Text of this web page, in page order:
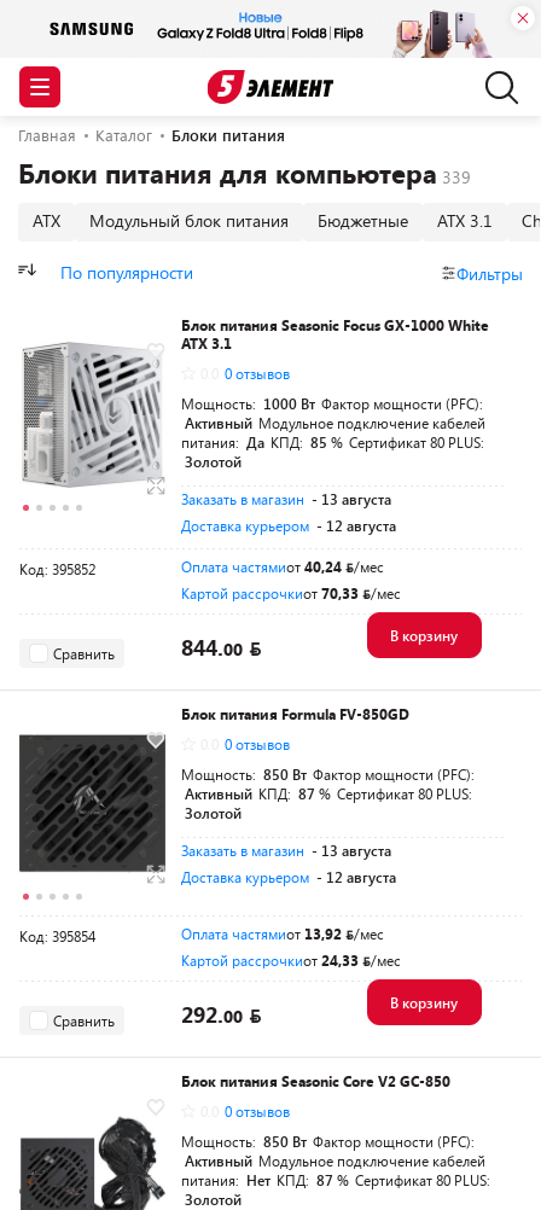
Главная Каталог Блоки питания
Блоки питания для компьютера
ATX Модульный блок питания Бюджетные ATX 3.1
По популярности Фильтры
Блок питания Seasonic Focus GX-1000 White
ATX 3.1
0 отзывов
Мощность: 1000 Вт Фактор мощности (PFC):
Активный Модульное подключение кабелей
питания: Да КПД: 85 % Сертификат 80 PLUS:
Золотой
Заказать в магазин - 13 августа
Доставка курьером - 12 августа
Код: 395852 Оплата частямиот40,24
/мес
Картой рассрочкиот70,33 /мес
Сравнить 844.00
В корзину
Блок питания Formula FV-850GD
0 отзывов
Мощность: 850 Вт Фактор мощности (PFC):
Активный КПД: 87 % Сертификат 80 PLUS:
Золотой
Заказать в магазин - 13 августа
Доставка курьером - 12 августа
Код: 395854 Оплата частямиот 13,92
/мес
Картой рассрочкиот24,33 /мес
Сравнить 292.00
В корзину
Блок питания Seasonic Core V2 GC-850
0 отзывов
Мощность: 850 Вт Фактор мощности (PFC):
Активный Модульное подключение кабелей
питания: Нет КПД: 87 % Сертификат 80 PLUS:
Золотой